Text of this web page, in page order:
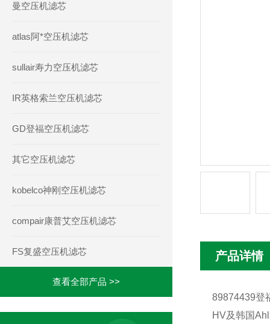
曼空压机滤芯
atlas阿*空压机滤芯
sullair寿力空压机滤芯
IR英格索兰空压机滤芯
GD登福空压机滤芯
其它空压机滤芯
kobelco神刚空压机滤芯
compair康普艾空压机滤芯
FS复盛空压机滤芯
查看全部产品 >>
产品详情
89874439登
HV及韩国